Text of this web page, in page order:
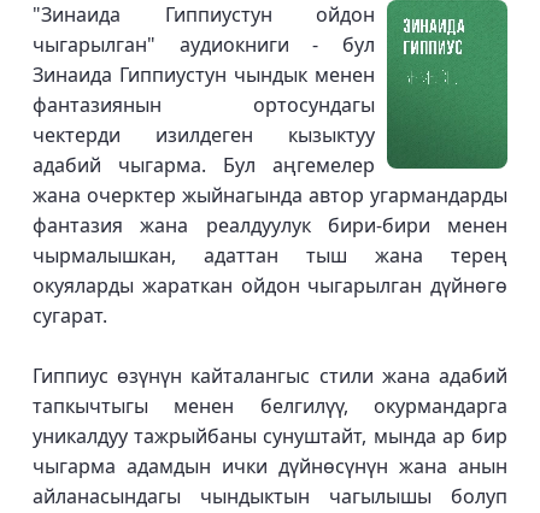
"Зинаида Гиппиустун ойдон
чыгарылган" аудиокниги - бул
Зинаида Гиппиустун чындык менен
фантазиянын ортосундагы
чектерди изилдеген кызыктуу
адабий чыгарма. Бул аңгемелер
жана очерктер жыйнагында автор угармандарды
фантазия жана реалдуулук бири-бири менен
чырмалышкан, адаттан тыш жана терең
окуяларды жараткан ойдон чыгарылган дүйнөгө
сугарат.
Гиппиус өзүнүн кайталангыс стили жана адабий
тапкычтыгы менен белгилүү, окурмандарга
уникалдуу тажрыйбаны сунуштайт, мында ар бир
чыгарма адамдын ички дүйнөсүнүн жана анын
айланасындагы чындыктын чагылышы болуп